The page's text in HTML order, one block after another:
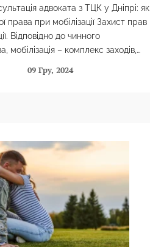
адвоката з ТЦК у Дніпрі: як
права при мобілізації Захист прав
Відповідно до чинного
мобілізація – комплекс заходів,
09 Гру, 2024